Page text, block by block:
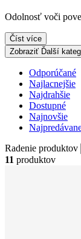
Odolnosť voči
Číst více
Zobraziť Ďalší
Odporúčané
Najlacnejšie
Najdrahšie
Dostupné
Najnovšie
Radenie produktov
11 produktov